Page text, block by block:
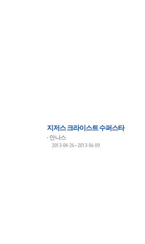
지저스 크라이스트 수퍼스타
안나스
2013-04-26~2013-06-09